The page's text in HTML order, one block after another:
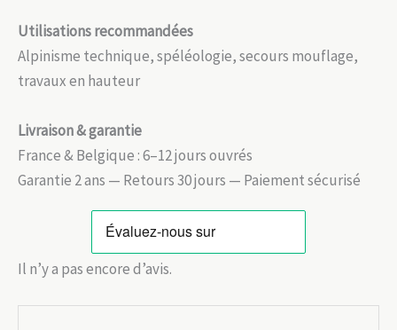
Utilisations recommandées
Alpinisme technique, spéléologie, secours mouflage,
travaux en hauteur
Livraison & garantie
France & Belgique : 6–12 jours ouvrés
Garantie 2 ans — Retours 30 jours — Paiement sécurisé
Il n’y a pas encore d’avis.